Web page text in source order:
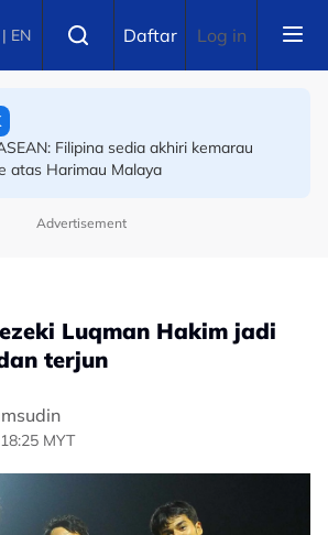
| EN Daftar Log in
Iftikhar muncul antara lapan pelari pecut
Filipina sedia akhiri kemarau
atas Harimau Malaya
Advertisement
Luqman Hakim jadi
terjun
MYT